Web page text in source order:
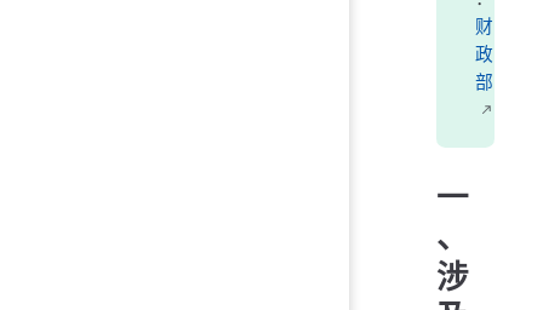
财
政
部
一
、
涉